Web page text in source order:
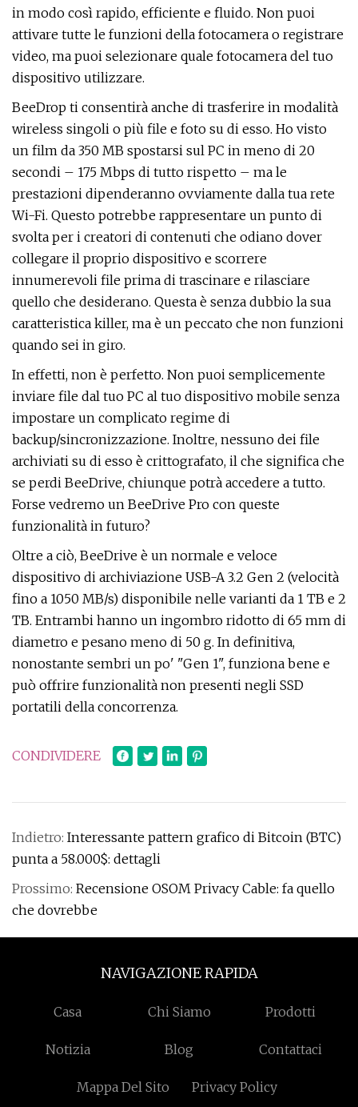
in modo così rapido, efficiente e fluido. Non puoi
attivare tutte le funzioni della fotocamera o registrare
video, ma puoi selezionare quale fotocamera del tuo
dispositivo utilizzare.
BeeDrop ti consentirà anche di trasferire in modalità
wireless singoli o più file e foto su di esso. Ho visto
un film da 350 MB spostarsi sul PC in meno di 20
secondi – 175 Mbps di tutto rispetto – ma le
prestazioni dipenderanno ovviamente dalla tua rete
Wi-Fi. Questo potrebbe rappresentare un punto di
svolta per i creatori di contenuti che odiano dover
collegare il proprio dispositivo e scorrere
innumerevoli file prima di trascinare e rilasciare
quello che desiderano. Questa è senza dubbio la sua
caratteristica killer, ma è un peccato che non funzioni
quando sei in giro.
In effetti, non è perfetto. Non puoi semplicemente
inviare file dal tuo PC al tuo dispositivo mobile senza
impostare un complicato regime di
backup/sincronizzazione. Inoltre, nessuno dei file
archiviati su di esso è crittografato, il che significa che
se perdi BeeDrive, chiunque potrà accedere a tutto.
Forse vedremo un BeeDrive Pro con queste
funzionalità in futuro?
Oltre a ciò, BeeDrive è un normale e veloce
dispositivo di archiviazione USB-A 3.2 Gen 2 (velocità
fino a 1050 MB/s) disponibile nelle varianti da 1 TB e 2
TB. Entrambi hanno un ingombro ridotto di 65 mm di
diametro e pesano meno di 50 g. In definitiva,
nonostante sembri un po' "Gen 1", funziona bene e
può offrire funzionalità non presenti negli SSD
portatili della concorrenza.
CONDIVIDERE
Indietro: Interessante pattern grafico di Bitcoin (BTC)
punta a 58.000$: dettagli
Prossimo: Recensione OSOM Privacy Cable: fa quello
che dovrebbe
NAVIGAZIONE RAPIDA
Casa Chi Siamo Prodotti
Notizia Blog Contattaci
Mappa Del Sito Privacy Policy